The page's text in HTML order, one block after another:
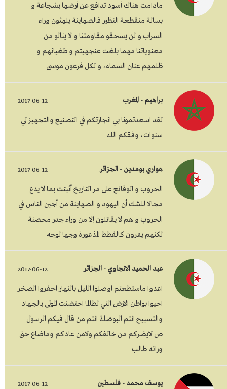
مادامت هناك أسود تدافع عن أرضها بشجاعة و
بسالة منقطعة النظير فالصهاينة يلهثون وراء
السراب و لن يسحقو مقاومتنا و لا ينالو من
معنوياتنا مهما بلغت عنجهيتم و طغيانهم و
ظلمهم عنان السماء، و لكل فرعون موسى
براهيم - المغرب 2017-06-12
لقد اسعدتمونا بي انجازتكم في التصنيع والتجهيز لي
سنوات، وفقكم الله
هواري بومدين - الجزائر 2017-06-12
الحروب و الوقائع على مر التاريخ أثبتت بما لا يدع
مجالا للشك أن اليهود و الصهاينة من أجبن الناس في
الحروب و هم لا يقاتلون إلا من وراء جدر محصنة
لكنهم يفرون كالقطط المذعورة وجها لوجه
عبد الحميد الانجاوي - الجزائر 2017-06-12
اعدوا ماستطعتم اوصلوا الليل بالنهار احفروا الصخر
احيوا بواطن الارض التي لطالما احتضنت الموتى بالجهاد
والتسبيح انتم البوصلة انتم من قال فيكم الرسول
ص لايضركم من خالفكم ولامن عادكم وماضاع حق
ورائه طالب
يوسف محمد - فلسطين 2017-06-12